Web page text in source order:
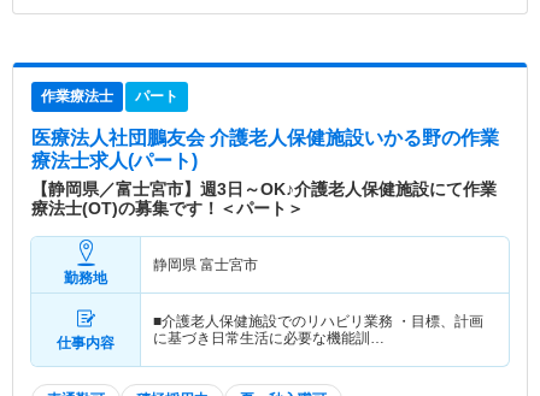
作業療法士 パート
医療法人社団鵬友会 介護老人保健施設いかる野の作業
療法士求人(パート)
【静岡県／富士宮市】週3日～OK♪介護老人保健施設にて作業
療法士(OT)の募集です！＜パート＞
勤務地
静岡県 富士宮市
仕事内容
■介護老人保健施設でのリハビリ業務 ・目標、計画
に基づき日常生活に必要な機能訓…